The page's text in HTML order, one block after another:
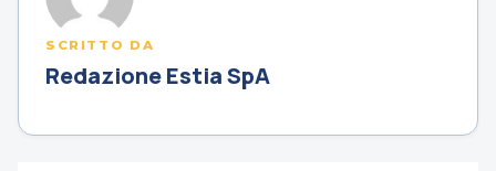
SCRITTO DA
Redazione Estia SpA